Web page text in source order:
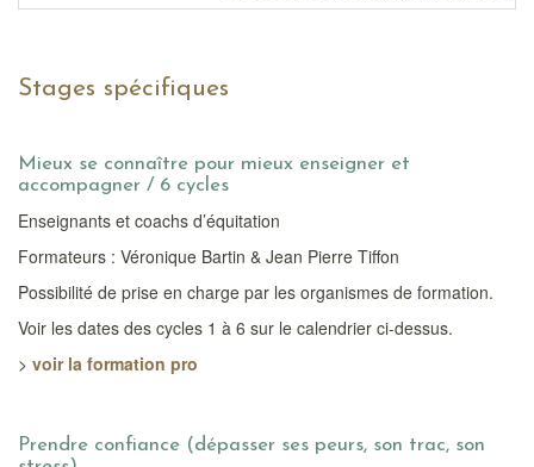
Stages spécifiques
Mieux se connaître pour mieux enseigner et
accompagner / 6 cycles
Enseignants et coachs d’équitation
Formateurs : Véronique Bartin & Jean Pierre Tiffon
Possibilité de prise en charge par les organismes de formation.
Voir les dates des cycles 1 à 6 sur le calendrier ci-dessus.
> voir la formation pro
Prendre confiance (dépasser ses peurs, son trac, son